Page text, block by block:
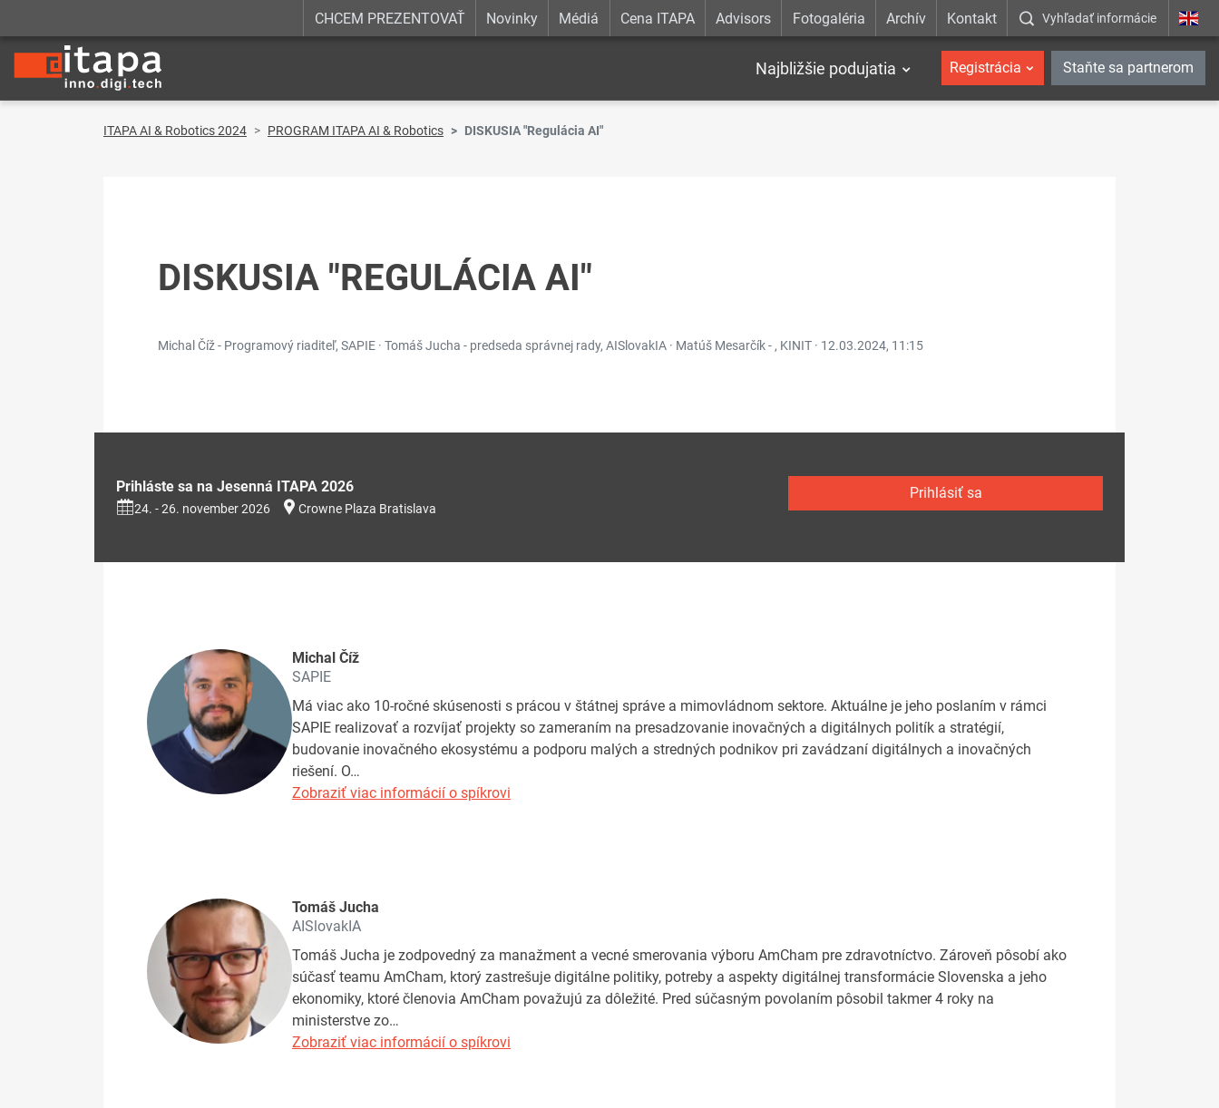
CHCEM PREZENTOVAŤ Novinky Médiá Cena ITAPA Advisors Fotogaléria Archív Kontakt Vyhľadať informácie
Najbližšie podujatia Registrácia Staňte sa partnerom
ITAPA AI & Robotics 2024 PROGRAM ITAPA AI & Robotics DISKUSIA "Regulácia AI"
DISKUSIA "REGULÁCIA AI"
Michal Číž - Programový riaditeľ, SAPIE · Tomáš Jucha - predseda správnej rady, AISlovakIA · Matúš Mesarčík - , KINIT · 12.03.2024, 11:15
Prihláste sa na Jesenná ITAPA 2026
24. - 26. november 2026 Crowne Plaza Bratislava
Prihlásiť sa
Michal Číž
SAPIE
Má viac ako 10-ročné skúsenosti s prácou v štátnej správe a mimovládnom sektore. Aktuálne je jeho poslaním v rámci
SAPIE realizovať a rozvíjať projekty so zameraním na presadzovanie inovačných a digitálnych politík a stratégií,
budovanie inovačného ekosystému a podporu malých a stredných podnikov pri zavádzaní digitálnych a inovačných
riešení. O…
Zobraziť viac informácií o spíkrovi
Tomáš Jucha
AISlovakIA
Tomáš Jucha je zodpovedný za manažment a vecné smerovania výboru AmCham pre zdravotníctvo. Zároveň pôsobí ako
súčasť teamu AmCham, ktorý zastrešuje digitálne politiky, potreby a aspekty digitálnej transformácie Slovenska a jeho
ekonomiky, ktoré členovia AmCham považujú za dôležité. Pred súčasným povolaním pôsobil takmer 4 roky na
ministerstve zo…
Zobraziť viac informácií o spíkrovi